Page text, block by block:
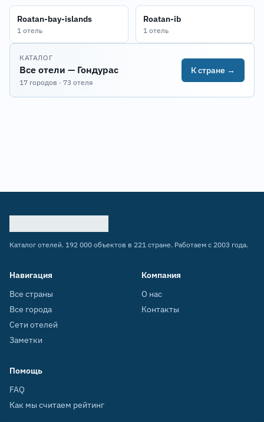
Roatan-bay-islands
1 отель
Roatan-ib
1 отель
КАТАЛОГ
Все отели — Гондурас
17 городов · 73 отеля
К стране →
Каталог отелей. 192 000 объектов в 221 стране. Работаем с 2003 года.
Навигация
Все страны
Все города
Сети отелей
Заметки
Компания
О нас
Контакты
Помощь
FAQ
Как мы считаем рейтинг